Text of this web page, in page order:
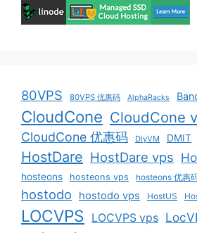
80VPS 80VPS 优惠码 AlphaRacks
CloudCone CloudCone
CloudCone 优惠码 DiyVM DMIT
HostDare HostDare vps
hosteons hosteons vps hosteons 优惠
hostodo hostodo vps HostUS
LOCVPS LOCVPS vps